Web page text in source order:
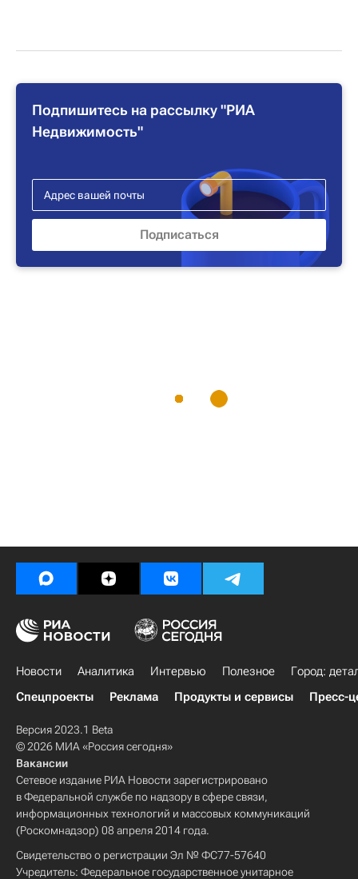
Подпишитесь на рассылку "РИА
Недвижимость"
Новости Аналитика Интервью Полезное
Город:
Спецпроекты
Реклама Продукты и сервисы Пресс-
Версия 2023.1 Beta
© 2026 МИА «Россия сегодня»
Вакансии
Сетевое издание РИА Новости зарегистрировано
в Федеральной службе по надзору в сфере связи,
информационных технологий и массовых коммуникаций
(Роскомнадзор) 08 апреля 2014 года.
Свидетельство о регистрации Эл № ФС77-57640
Учредитель: Федеральное государственное унитарное